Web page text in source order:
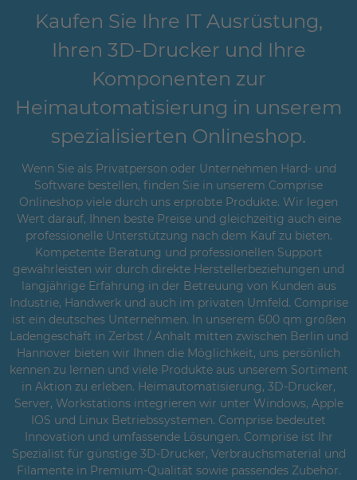
Kaufen Sie Ihre IT Ausrüstung,
Ihren 3D-Drucker und Ihre
Komponenten zur
Heimautomatisierung in unserem
spezialisierten Onlineshop.
Wenn Sie als Privatperson oder Unternehmen Hard- und
Software bestellen, finden Sie in unserem Comprise
Onlineshop viele durch uns erprobte Produkte. Wir legen
Wert darauf, Ihnen beste Preise und gleichzeitig auch eine
professionelle Unterstützung nach dem Kauf zu bieten.
Kompetente Beratung und professionellen Support
gewährleisten wir durch direkte Herstellerbeziehungen und
langjährige Erfahrung in der Betreuung von Kunden aus
Industrie, Handwerk und auch im privaten Umfeld. Comprise
ist ein deutsches Unternehmen. In unserem 600 qm großen
Ladengeschäft in Zerbst / Anhalt mitten zwischen Berlin und
Hannover bieten wir Ihnen die Möglichkeit, uns persönlich
kennen zu lernen und viele Produkte aus unserem Sortiment
in Aktion zu erleben. Heimautomatisierung, 3D-Drucker,
Server, Workstations integrieren wir unter Windows, Apple
IOS und Linux Betriebssystemen. Comprise bedeutet
Innovation und umfassende Lösungen. Comprise ist Ihr
Spezialist für günstige 3D-Drucker, Verbrauchsmaterial und
Filamente in Premium-Qualität sowie passendes Zubehör.